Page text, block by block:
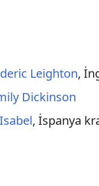
Leighton,
Dickinson
, İspanya